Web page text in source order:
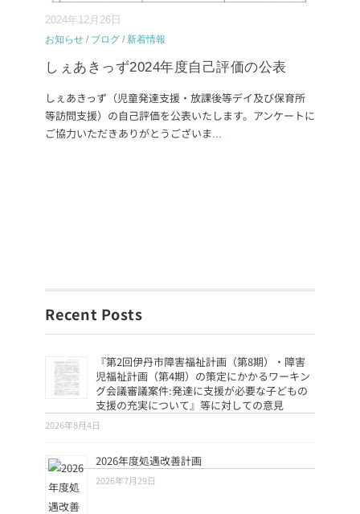
2024年12月26日
お知らせ / ブログ / 新着情報
しぇあきっず2024年度自己評価の公表
しぇあきっず（児童発達支援・放課後等デイ及び保育所
等訪問支援）の自己評価を公表いたします。アンケートに
ご協力いただきありがとうございま...
Recent Posts
『第2回伊丹市障害福祉計画（第8期）・障害
児福祉計画（第4期）の策定にかかるワーキン
グ会議審議案件:発達に支援が必要な子どもの
支援の充実について』等に対しての意見
2026年8月4日
2026年度処遇改善計画
2026年7月29日